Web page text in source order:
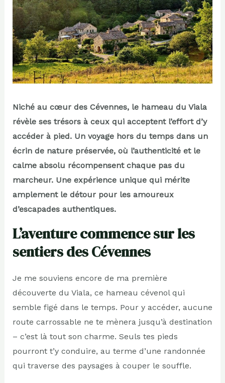
Niché au cœur des Cévennes, le hameau du Viala
révèle ses trésors à ceux qui acceptent l’effort d’y
accéder à pied. Un voyage hors du temps dans un
écrin de nature préservée, où l’authenticité et le
calme absolu récompensent chaque pas du
marcheur. Une expérience unique qui mérite
amplement le détour pour les amoureux
d’escapades authentiques.
L’aventure commence sur les
sentiers des Cévennes
Je me souviens encore de ma première
découverte du Viala, ce hameau cévenol qui
semble figé dans le temps. Pour y accéder, aucune
route carrossable ne te mènera jusqu’à destination
– c’est là tout son charme. Seuls tes pieds
pourront t’y conduire, au terme d’une randonnée
qui traverse des paysages à couper le souffle.